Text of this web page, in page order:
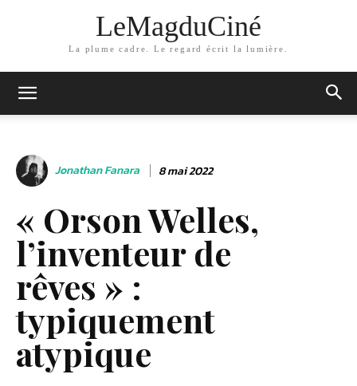
LeMagduCiné
La plume cadre. Le regard écrit la lumière.
Jonathan Fanara 8 mai 2022
« Orson Welles,
l’inventeur de
rêves » :
typiquement
atypique